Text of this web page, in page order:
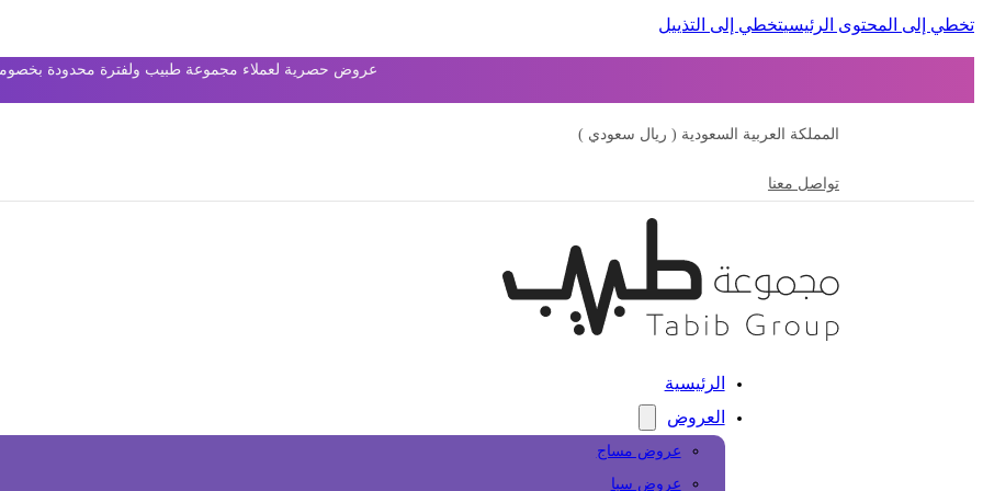
تخطي إلى المحتوى الرئيسيتخطي إلى التذييل
عروض حصرية لعملاء مجموعة طبيب ولفترة محدودة بخصومات
المملكة العربية السعودية ( ريال سعودي )
تواصل معنا
الرئيسية
العروض
عروض مساج
عروض سبا